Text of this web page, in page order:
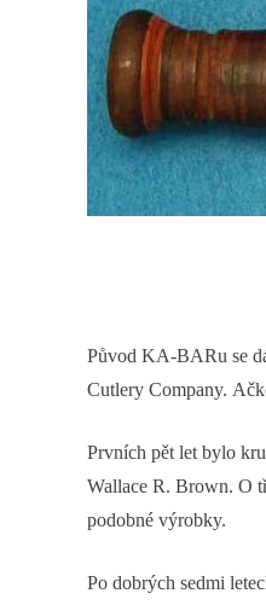
Původ KA-BARu se
Cutlery Company.
Prvních pět let bylo
Wallace R. Brown. O
podobné výrobky.
Po dobrých sedmi